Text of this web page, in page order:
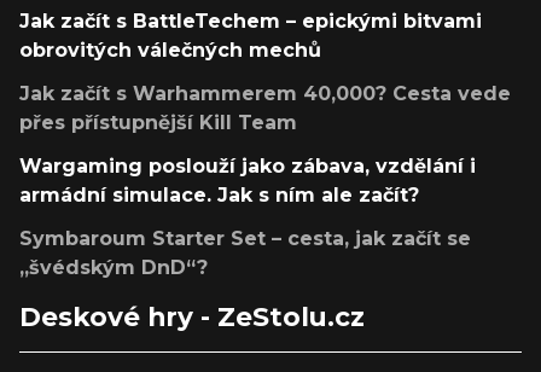
Jak začít s BattleTechem – epickými bitvami
obrovitých válečných mechů
Jak začít s Warhammerem 40,000? Cesta vede
přes přístupnější Kill Team
Wargaming poslouží jako zábava, vzdělání i
armádní simulace. Jak s ním ale začít?
Symbaroum Starter Set – cesta, jak začít se
„švédským DnD“?
Deskové hry - ZeStolu.cz